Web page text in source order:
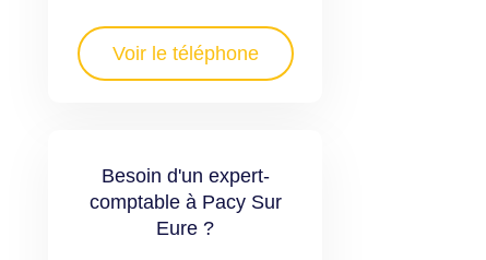
Voir le téléphone
Besoin d'un expert-
comptable à Pacy Sur
Eure ?